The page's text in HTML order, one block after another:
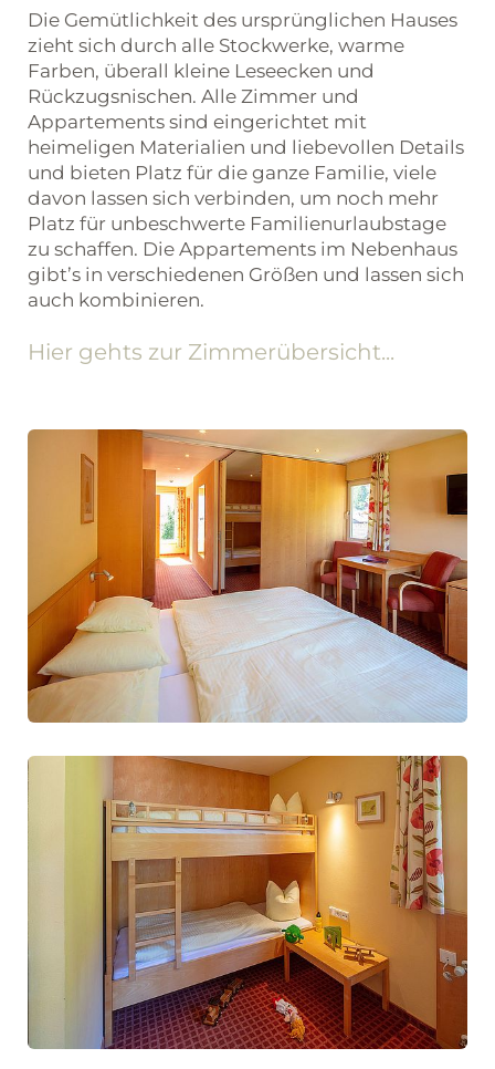
Die Gemütlichkeit des ursprünglichen Hauses
zieht sich durch alle Stockwerke, warme
Farben, überall kleine Leseecken und
Rückzugsnischen. Alle Zimmer und
Appartements sind eingerichtet mit
heimeligen Materialien und liebevollen Details
und bieten Platz für die ganze Familie, viele
davon lassen sich verbinden, um noch mehr
Platz für unbeschwerte Familienurlaubstage
zu schaffen. Die Appartements im Nebenhaus
gibt’s in verschiedenen Größen und lassen sich
auch kombinieren.
Hier gehts zur Zimmerübersicht...